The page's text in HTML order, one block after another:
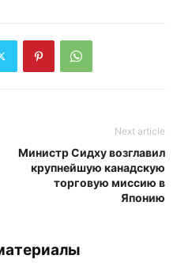
Next article
Министр Сидху возглавил
крупнейшую канадскую
торговую миссию в
Японию